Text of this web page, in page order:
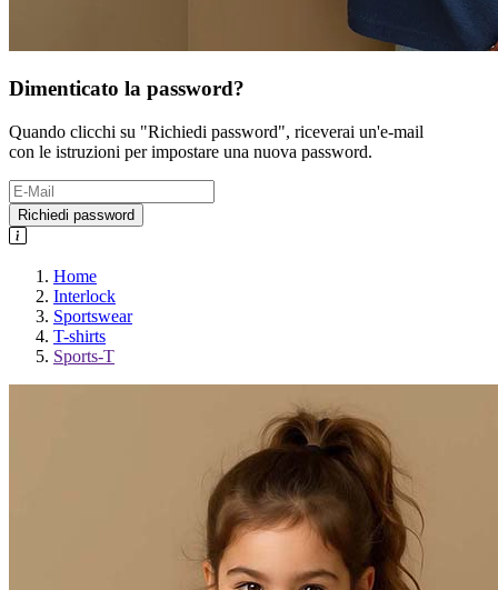
Dimenticato la password?
Quando clicchi su "Richiedi password", riceverai un'e-mail
con le istruzioni per impostare una nuova password.
Richiedi password
Home
Interlock
Sportswear
T-shirts
Sports-T